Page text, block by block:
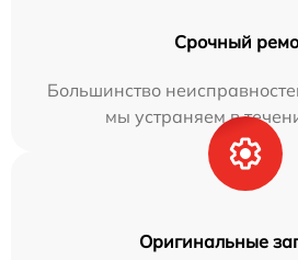
Срочный
Большинство
мы устраняем в
Оригинальные